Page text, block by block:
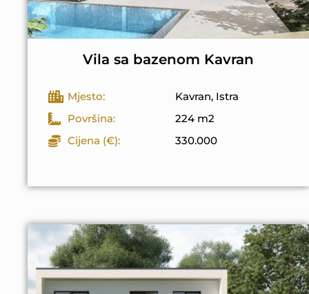
Vila sa bazenom Kavran
Mjesto:
Kavran, Istra
Površina:
224 m2
Cijena (€):
330.000